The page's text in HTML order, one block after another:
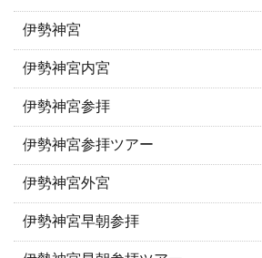
伊勢神宮
伊勢神宮内宮
伊勢神宮参拝
伊勢神宮参拝ツアー
伊勢神宮外宮
伊勢神宮早朝参拝